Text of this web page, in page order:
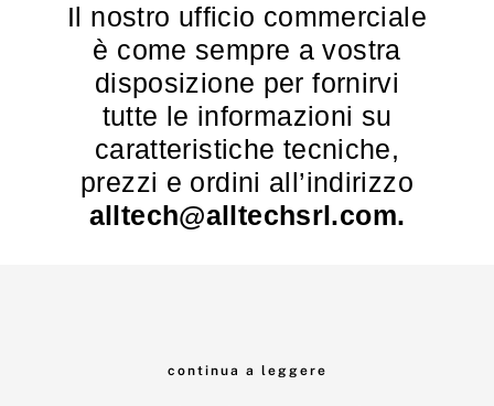
Il nostro ufficio commerciale
è come sempre a vostra
disposizione per fornirvi
tutte le informazioni su
caratteristiche tecniche,
prezzi e ordini all’indirizzo
alltech@alltechsrl.com.
continua a leggere